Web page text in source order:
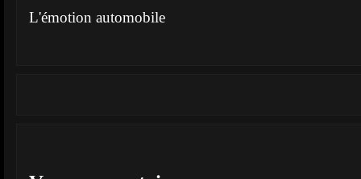
L'émotion automobile